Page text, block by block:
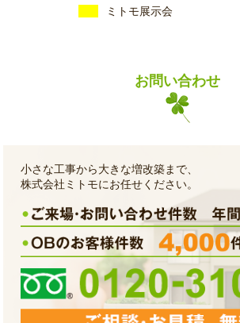
ミトモ展示会
お問い合わせ
小さな工事から大きな増改築まで、
株式会社ミトモにお任せください。